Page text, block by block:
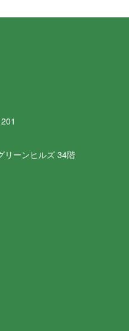
リーンヒルズ 34階